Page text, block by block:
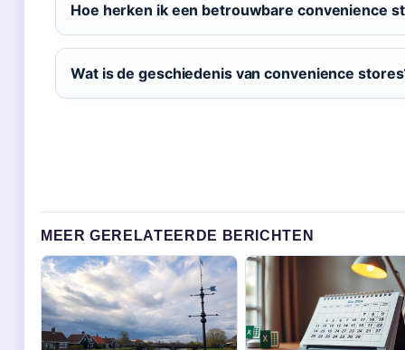
Hoe herken ik een betrouwbare convenience
Wat is de geschiedenis van convenience
MEER GERELATEERDE BERICHTEN